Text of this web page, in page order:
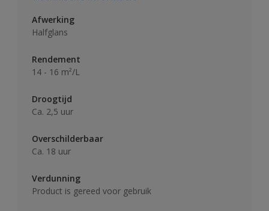
Afwerking
Halfglans
Rendement
14 - 16 m²/L
Droogtijd
Ca. 2,5 uur
Overschilderbaar
Ca. 18 uur
Verdunning
Product is gereed voor gebruik